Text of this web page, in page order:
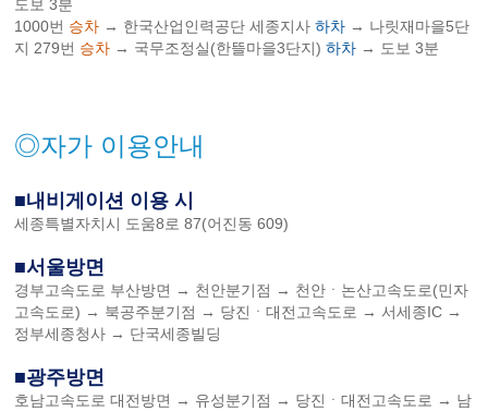
도보 3분
1000번 승차 → 한국산업인력공단 세종지사하차 → 나릿재마을5단
지 279번 승차 → 국무조정실(한뜰마을3단지)하차 → 도보 3분
◎자가 이용안내
■내비게이션 이용 시
세종특별자치시 도움8로 87(어진동 609)
■서울방면
경부고속도로 부산방면 → 천안분기점 → 천안ㆍ논산고속도로(민자
고속도로) → 북공주분기점 → 당진ㆍ대전고속도로 → 서세종IC →
정부세종청사 → 단국세종빌딩
■광주방면
호남고속도로 대전방면 → 유성분기점 → 당진ㆍ대전고속도로 → 남